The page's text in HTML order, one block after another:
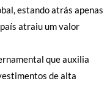
estando atrás apenas
atraiu um valor
que auxilia
de alta